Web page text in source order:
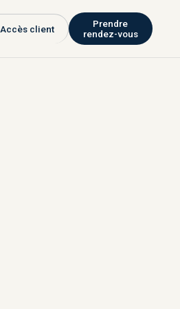
Accès client
Prendre
rendez-vous